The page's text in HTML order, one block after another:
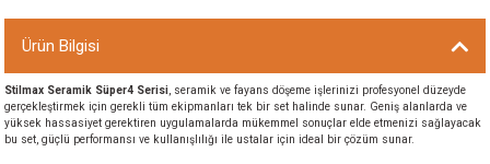
Ürün Bilgisi
Stilmax Seramik Süper4 Serisi , seramik ve fayans döşeme işlerinizi profesyonel düzeyde
gerçekleştirmek için gerekli tüm ekipmanları tek bir set halinde sunar. Geniş alanlarda ve
yüksek hassasiyet gerektiren uygulamalarda mükemmel sonuçlar elde etmenizi sağlayacak
bu set, güçlü performansı ve kullanışlılığı ile ustalar için ideal bir çözüm sunar.